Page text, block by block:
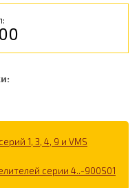
1, 3, 4, 9 и VMS
серии 4..-900S01